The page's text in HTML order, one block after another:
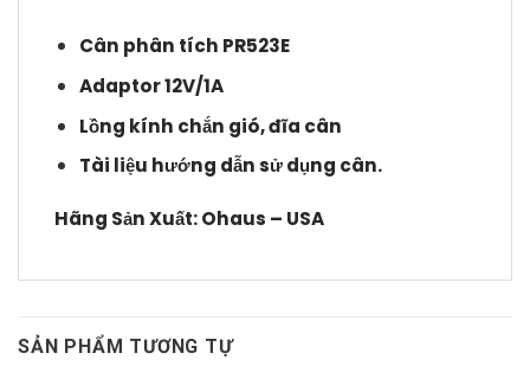
Cân phân tích PR523E
Adaptor 12V/1A
Lồng kính chắn gió, đĩa cân
Tài liệu hướng dẫn sử dụng cân.
Hãng Sản Xuất: Ohaus – USA
SẢN PHẨM TƯƠNG TỰ